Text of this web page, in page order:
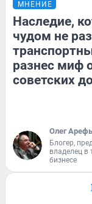
МНЕНИЕ
Наследие,
чудом не
разнес миф
советских
Олег
Блогер,
владелец в
бизнесе